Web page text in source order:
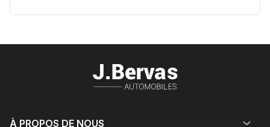
À PROPOS DE NOUS